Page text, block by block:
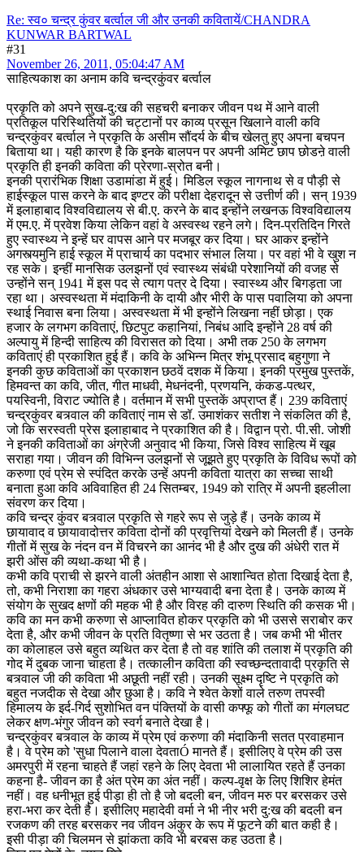
Re: स्व० चन्द्र कुंवर बर्त्वाल जी और उनकी कवितायें/CHANDRA
KUNWAR BARTWAL
#31
November 26, 2011, 05:04:47 AM
साहित्यकाश का अनाम कवि चन्द्रकुंवर बर्त्वाल
प्रकृति को अपने सुख-दु:ख की सहचरी बनाकर जीवन पथ में आने वाली
प्रतिकूल परिस्थितियों की चट्टानों पर काव्य प्रसून खिलाने वाली कवि
चन्द्रकुंवर बर्त्वाल ने प्रकृति के असीम सौंदर्य के बीच खेलतु हुए अपना बचपन
बिताया था। यही कारण है कि इनके बालपन पर अपनी अमिट छाप छोडऩे वाली
प्रकृति ही इनकी कविता की प्रेरणा-स्रोत बनी।
इनकी प्रारंभिक शिक्षा उडामांडा में हुई। मिडिल स्कूल नागनाथ से व पौड़ी से
हाईस्कूल पास करने के बाद इण्टर की परीक्षा देहरादून से उत्तीर्ण की। सन् 1939
में इलाहाबाद विश्वविद्यालय से बी.ए. करने के बाद इन्होंने लखनऊ विश्वविद्यालय
में एम.ए. में प्रवेश किया लेकिन वहां वे अस्वस्थ रहने लगे। दिन-प्रतिदिन गिरते
हुए स्वास्थ्य ने इन्हें घर वापस आने पर मजबूर कर दिया। घर आकर इन्होंने
अगस्त्यमुनि हाई स्कूल में प्राचार्य का पदभार संभाल लिया। पर वहां भी वे खुश न
रह सके। इन्हीं मानसिक उलझनों एवं स्वास्थ्य संबंधी परेशानियों की वजह से
उन्होंने सन् 1941 में इस पद से त्याग पत्र दे दिया। स्वास्थ्य और बिगड़ता जा
रहा था। अस्वस्थता में मंदाकिनी के दायी और भीरी के पास पवालिया को अपना
स्थाई निवास बना लिया। अस्वस्थता में भी इन्होंने लिखना नहीं छोड़ा। एक
हजार के लगभग कविताएं, छिटपुट कहानियां, निबंध आदि इन्होंने 28 वर्ष की
अल्पायु में हिन्दी साहित्य की विरासत को दिया। अभी तक 250 के लगभग
कविताएं ही प्रकाशित हुई हैं। कवि के अभिन्न मित्र शंभू प्रसाद बहुगुणा ने
इनकी कुछ कविताओं का प्रकाशन छठवें दशक में किया। इनकी प्रमुख पुस्तकें,
हिमवन्त का कवि, जीत, गीत माधवी, मेधनंदनी, प्रणयनि, कंकड-पत्थर,
पयस्विनी, विराट ज्योति है। वर्तमान में सभी पुस्तकें अप्राप्त हैं। 239 कविताएं
चन्द्रकुंवर बत्र्वाल की कविताएं नाम से डॉ. उमाशंकर सतीश ने संकलित की है,
जो कि सरस्वती प्रेस इलाहाबाद ने प्रकाशित की है। विद्वान प्रो. पी.सी. जोशी
ने इनकी कविताओं का अंग्रेजी अनुवाद भी किया, जिसे विश्व साहित्य में खूब
सराहा गया। जीवन की विभिन्न उलझनों से जूझते हुए प्रकृति के विविध रूपों को
करुणा एवं प्रेम से स्पंदित करके उन्हें अपनी कविता यात्रा का सच्चा साथी
बनाता हुआ कवि अविवाहित ही 24 सितम्बर, 1949 को रात्रि में अपनी इहलीला
संवरण कर दिया।
कवि चन्द्र कुंवर बत्र्वाल प्रकृति से गहरे रूप से जुड़े हैं। उनके काव्य में
छायावाद व छायावादोत्तर कविता दोनों की प्रवृत्तियां देखने को मिलती हैं। उनके
गीतों में सुख के नंदन वन में विचरने का आनंद भी है और दुख की अंधेरी रात में
झरी ओंस की व्यथा-कथा भी है।
कभी कवि प्राची से झरने वाली अंतहीन आशा से आशान्वित होता दिखाई देता है,
तो, कभी निराशा का गहरा अंधकार उसे भाग्यवादी बना देता है। उनके काव्य में
संयोग के सुखद क्षणों की महक भी है और विरह की दारुण स्थिति की कसक भी।
कवि का मन कभी करुणा से आप्लावित होकर प्रकृति को भी उससे सराबोर कर
देता है, और कभी जीवन के प्रति वितृष्णा से भर उठता है। जब कभी भी भीतर
का कोलाहल उसे बहुत व्यथित कर देता है तो वह शांति की तलाश में प्रकृति की
गोद में दुबक जाना चाहता है। तत्कालीन कविता की स्वच्छन्दतावादी प्रकृति से
बत्र्वाल जी की कविता भी अछूती नहीं रही। उनकी सूक्ष्म दृष्टि ने प्रकृति को
बहुत नजदीक से देखा और छुआ है। कवि ने श्वेत केशों वाले तरुण तपस्वी
हिमालय के इर्द-गिर्द सुशोभित वन पंक्तियों के वासी कफ्फू को गीतों का मंगलघट
लेकर क्षण-भंगुर जीवन को स्वर्ग बनाते देखा है।
चन्द्रकुंवर बत्र्वाल के काव्य में प्रेम एवं करुणा की मंदाकिनी सतत प्रवाहमान
है। वे प्रेम को 'सुधा पिलाने वाला देवताÓ मानते हैं। इसीलिए वे प्रेम की उस
अमरपुरी में रहना चाहते हैं जहां रहने के लिए देवता भी लालायित रहते हैं उनका
कहना है- जीवन का है अंत प्रेम का अंत नहीं। कल्प-वृक्ष के लिए शिशिर हेमंत
नहीं। वह धनीभूत हुई पीड़ा ही तो है जो बदली बन, जीवन मरु पर बरसकर उसे
हरा-भरा कर देती है। इसीलिए महादेवी वर्मा ने भी नीर भरी दु:ख की बदली बन
रजकण की तरह बरसकर नव जीवन अंकुर के रूप में फूटने की बात कही है।
इसी पीड़ा की चिलमन से झांकता कवि भी बरबस कह उठता है।